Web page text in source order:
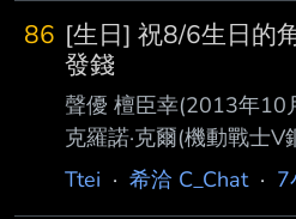
86 [生日] 祝8/6生日的
發錢
聲優 檀臣幸(2013年10
克羅諾·克爾(機動戰士
面騎士W) 干柿鬼鮫(火
Ttei · 希洽 C_Chat· 7